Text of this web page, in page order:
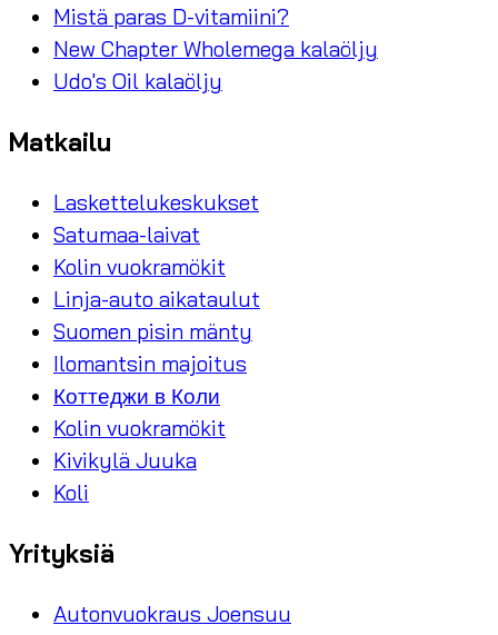
Mistä paras D-vitamiini?
New Chapter Wholemega kalaöljy
Udo's Oil kalaöljy
Matkailu
Laskettelukeskukset
Satumaa-laivat
Kolin vuokramökit
Linja-auto aikataulut
Suomen pisin mänty
Ilomantsin majoitus
Коттеджи в Коли
Kolin vuokramökit
Kivikylä Juuka
Koli
Yrityksiä
Autonvuokraus Joensuu